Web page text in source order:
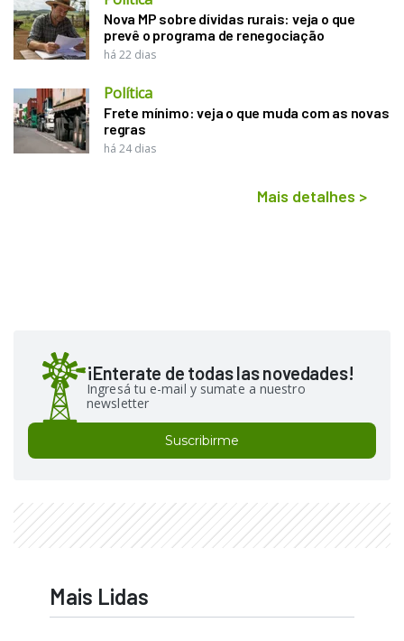
Nova MP sobre dívidas rurais: veja o que
prevê o programa de renegociação
há 22 dias
Política
Frete mínimo: veja o que muda com as novas
regras
há 24 dias
Mais detalhes >
¡Enterate de todas las novedades!
Ingresá tu e-mail y sumate a nuestro
newsletter
Suscribirme
Mais Lidas